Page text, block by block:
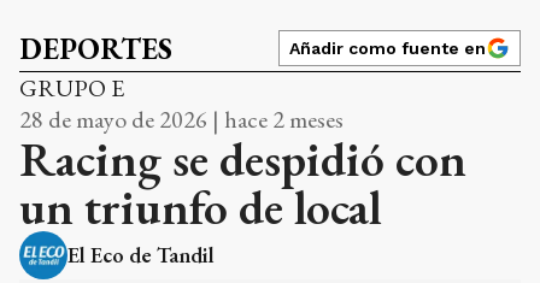
Racing se despidió con
un triunfo de local
El Eco de Tandil